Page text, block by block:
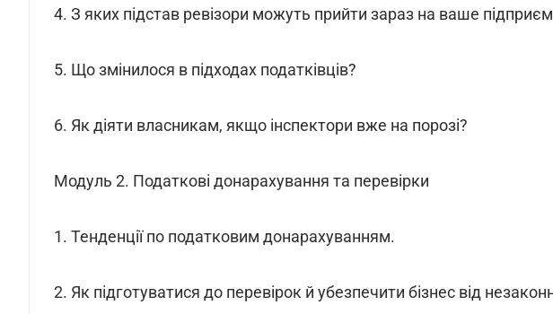
4. З яких підстав ревізори можуть прийти зараз на ваше
5. Що змінилося в підходах податківців?
6. Як діяти власникам, якщо інспектори вже на порозі?
Модуль 2. Податкові донарахування та перевірки
1. Тенденції по податковим донарахуванням.
2. Як підготуватися до перевірок й убезпечити бізнес від